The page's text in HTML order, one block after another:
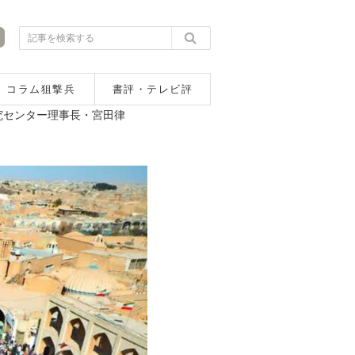
コラム狙撃兵 書評・テレビ評
ンター理事長・宮田律